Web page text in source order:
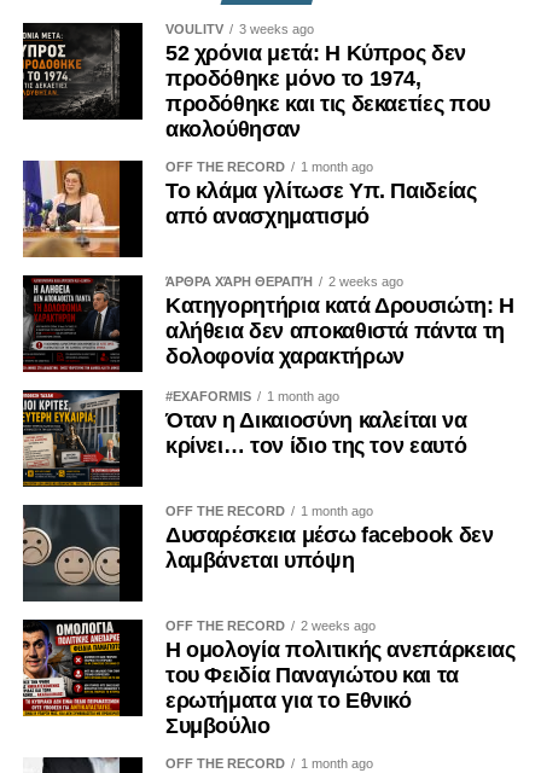
VOULITV 3 weeks ago
52 χρόνια μετά: Η Κύπρος δεν
προδόθηκε μόνο το 1974,
προδόθηκε και τις δεκαετίες που
ακολούθησαν
OFF THE RECORD 1 month ago
Το κλάμα γλίτωσε Υπ. Παιδείας
από ανασχηματισμό
ΆΡΘΡΑ ΧΆΡΗ ΘΕΡΑΠΉ 2 weeks ago
Κατηγορητήρια κατά Δρουσιώτη: Η
αλήθεια δεν αποκαθιστά πάντα τη
δολοφονία χαρακτήρων
#EXAFORMIS 1 month ago
Όταν η Δικαιοσύνη καλείται να
κρίνει… τον ίδιο της τον εαυτό
OFF THE RECORD 1 month ago
Δυσαρέσκεια μέσω facebook δεν
λαμβάνεται υπόψη
OFF THE RECORD 2 weeks ago
Η ομολογία πολιτικής ανεπάρκειας
του Φειδία Παναγιώτου και τα
ερωτήματα για το Εθνικό
Συμβούλιο
OFF THE RECORD 1 month ago